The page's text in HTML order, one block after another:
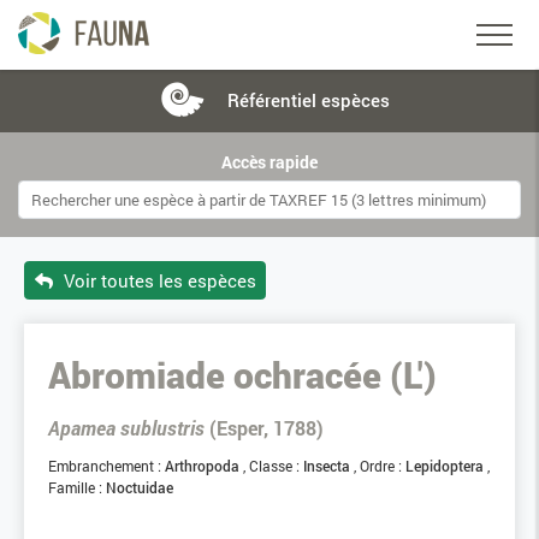
Référentiel espèces
Accès rapide
Voir toutes les espèces
Abromiade ochracée (L')
Apamea sublustris (Esper, 1788)
Embranchement : Arthropoda Classe : Insecta Ordre : Lepidoptera
Famille : Noctuidae